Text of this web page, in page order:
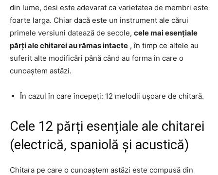
din lume, desi este adevarat ca varietatea de membri este
foarte larga. Chiar dacă este un instrument ale cărui
primele versiuni datează de secole, cele mai esențiale
părți ale chitarei au rămas intacte , în timp ce altele au
suferit alte modificări până când au forma în care o
cunoaștem astăzi.
În cazul în care începeți: 12 melodii ușoare de chitară.
Cele 12 părți esențiale ale chitarei
(electrică, spaniolă și acustică)
Chitara pe care o cunoaștem astăzi este compusă din